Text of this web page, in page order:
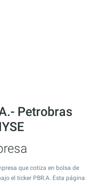
Petrobras
que cotiza en bolsa de
el ticker PBR.A. Esta página